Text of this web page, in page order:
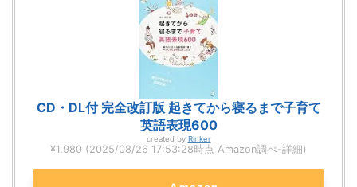
CD・DL付 完全改訂版 起きてから寝るまで子育て
英語表現600
created by Rinker
¥1,980 (2025/08/26 17:53:28時点 Amazon調べ-詳細)